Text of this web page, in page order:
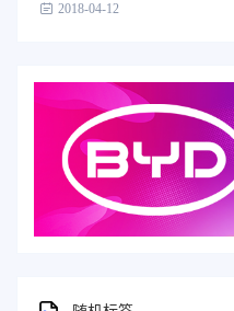
2018-04-12